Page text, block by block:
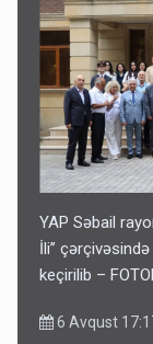
YAP Səbail
İli”
keçirilib –
6 Avqust